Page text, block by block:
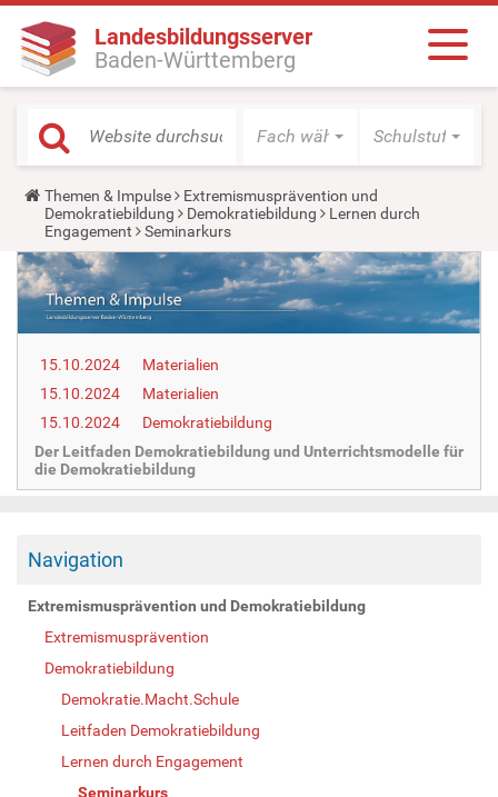
Landesbildungsserver
Baden-Württemberg
Fach wählen Schulstufe
Y
o
u
a
r
e
h
e
r
:
Themen & Impulse
Extremismusprävention und
Demokratiebildung
Demokratiebildung
Lernen durch
Engagement
Seminarkurs
15.10.2024
Materialien
15.10.2024
Materialien
15.10.2024
Demokratiebildung
Der Leitfaden Demokratiebildung und Unterrichtsmodelle für
die Demokratiebildung
Navigation
Extremismusprävention und Demokratiebildung
Extremismusprävention
Demokratiebildung
Demokratie.Macht.Schule
Leitfaden Demokratiebildung
Lernen durch Engagement
Seminarkurs